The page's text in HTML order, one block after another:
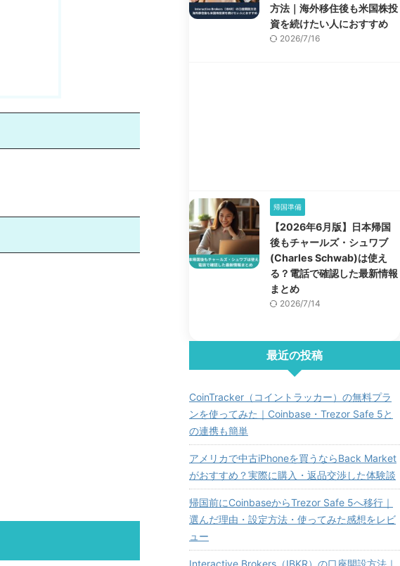
方法｜海外移住後も米国株投
資を続けたい人におすすめ
2026/7/16
帰国準備
【2026年6月版】日本帰国
後もチャールズ・シュワブ
(Charles Schwab)は使え
る？電話で確認した最新情報
まとめ
2026/7/14
最近の投稿
CoinTracker（コイントラッカー）の無料プラ
ンを使ってみた｜Coinbase・Trezor Safe 5と
の連携も簡単
アメリカで中古iPhoneを買うならBack Market
がおすすめ？実際に購入・返品交渉した体験談
帰国前にCoinbaseからTrezor Safe 5へ移行｜
選んだ理由・設定方法・使ってみた感想をレビ
ュー
Interactive Brokers（IBKR）の口座開設方法｜